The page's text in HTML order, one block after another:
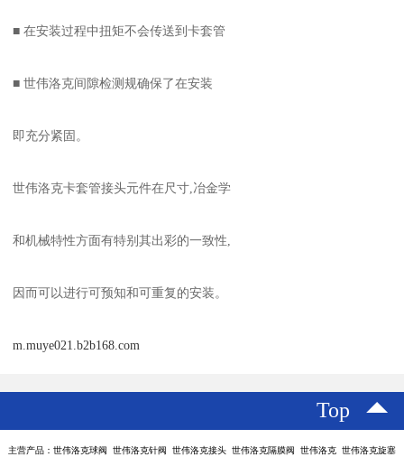
■ 在安装过程中扭矩不会传送到卡套管
■ 世伟洛克间隙检测规确保了在安装
即充分紧固。
世伟洛克卡套管接头元件在尺寸,冶金学
和机械特性方面有特别其出彩的一致性,
因而可以进行可预知和可重复的安装。
m.muye021.b2b168.com
Top
主营产品：世伟洛克球阀 世伟洛克针阀 世伟洛克接头 世伟洛克隔膜阀 世伟洛克 世伟洛克旋塞